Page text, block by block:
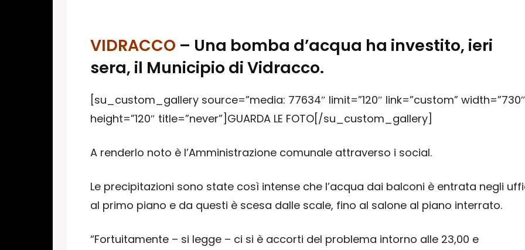
VIDRACCO – Una bomba d’acqua ha investito, ieri
sera, il Municipio di Vidracco.
[su_custom_gallery source=”media: 77634″ limit=”120″ link=”custom” width=”730″
height=”120″ title=”never”]GUARDA LE FOTO[/su_custom_gallery]
A renderlo noto è l’Amministrazione comunale attraverso i social.
Le precipitazioni sono state così intense che l’acqua dai balconi è entrata negli
al primo piano e da questi è scesa dalle scale, fino al salone al piano interrato.
“Fortuitamente – si legge – ci si è accorti del problema intorno alle 23,00 e